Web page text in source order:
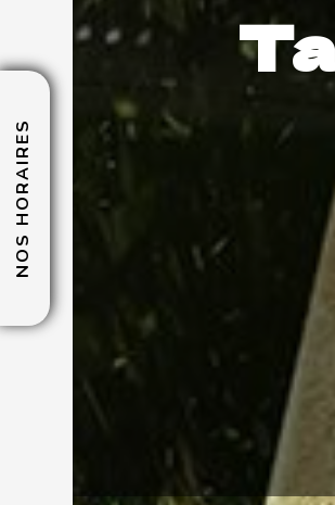
NOS HORAIRES